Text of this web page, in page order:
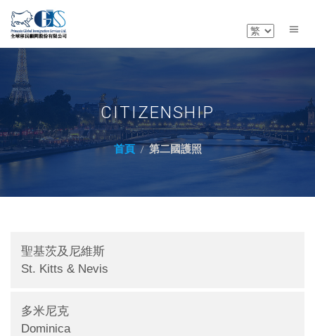
CITIZENSHIP
首頁 第二國護照
聖基茨及尼維斯
St. Kitts & Nevis
多米尼克
Dominica